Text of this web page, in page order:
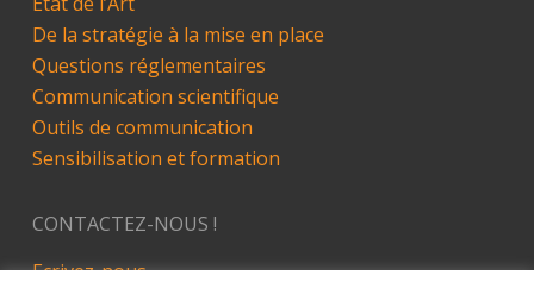
De la stratégie à la mise en place
Questions réglementaires
Communication scientifique
Outils de communication
Sensibilisation et formation
CONTACTEZ-NOUS !
Ecrivez-nous